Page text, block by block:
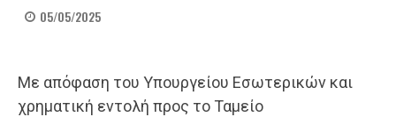
05/05/2025
Με απόφαση του Υπουργείου Εσωτερικών και
χρηματική εντολή προς το Ταμείο